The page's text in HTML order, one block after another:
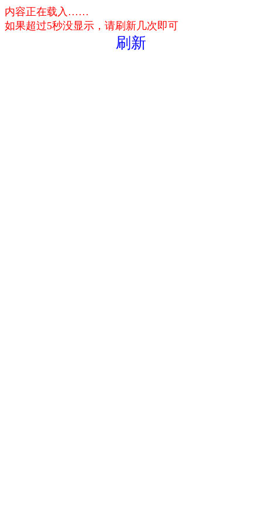
内容正在载入……
如果超过5秒没显示，请刷新几次即可
刷新